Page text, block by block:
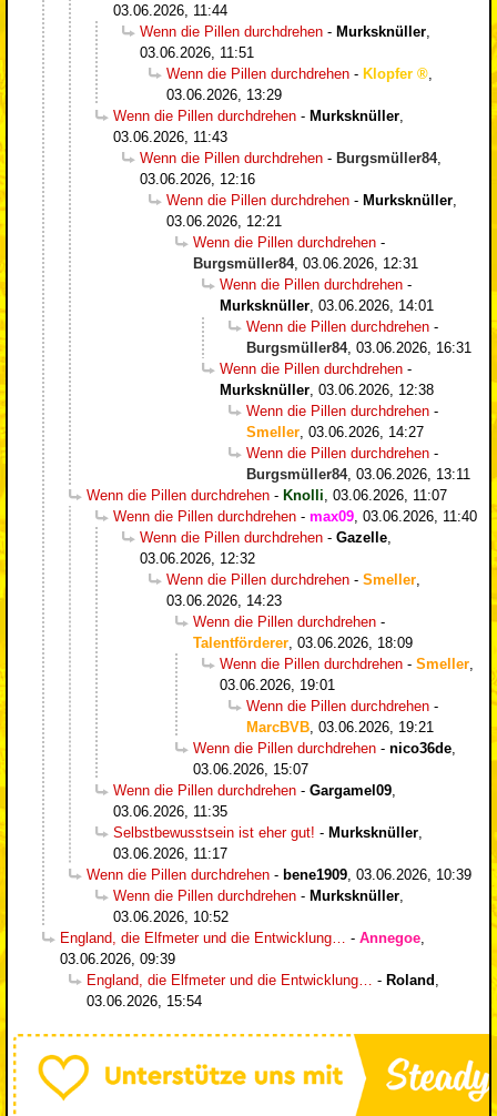
03.06.2026, 11:44
Wenn die Pillen durchdrehen - Murksknüller
03.06.2026, 11:51
Wenn die Pillen durchdrehen - Klopfer
03.06.2026, 13:29
Wenn die Pillen durchdrehen - Murksknüller
03.06.2026, 11:43
Wenn die Pillen durchdrehen - Burgsmüller84,
03.06.2026, 12:16
Wenn die Pillen durchdrehen - Murksknüller
03.06.2026, 12:21
Wenn die Pillen durchdrehen -
Burgsmüller84, 03.06.2026, 12:31
Wenn die Pillen durchdrehen -
Murksknüller 03.06.2026, 14:01
Wenn die Pillen durchdrehen -
Burgsmüller84, 03.06.2026, 16:31
Wenn die Pillen durchdrehen -
Murksknüller 03.06.2026, 12:38
Wenn die Pillen durchdrehen -
Smeller 03.06.2026, 14:27
Wenn die Pillen durchdrehen -
Burgsmüller84, 03.06.2026, 13:11
Wenn die Pillen durchdrehen - Knolli 03.06.2026, 11:07
Wenn die Pillen durchdrehen - max09 03.06.2026, 11:40
Wenn die Pillen durchdrehen - Gazelle
03.06.2026, 12:32
Wenn die Pillen durchdrehen - Smeller
03.06.2026, 14:23
Wenn die Pillen durchdrehen -
Talentförderer 03.06.2026, 18:09
Wenn die Pillen durchdrehen - Smeller
03.06.2026, 19:01
Wenn die Pillen durchdrehen -
MarcBVB 03.06.2026, 19:21
Wenn die Pillen durchdrehen - nico36de
03.06.2026, 15:07
Wenn die Pillen durchdrehen - Gargamel09
03.06.2026, 11:35
Selbstbewusstsein ist eher gut! - Murksknüller
03.06.2026, 11:17
Wenn die Pillen durchdrehen - bene1909 03.06.2026, 10:39
Wenn die Pillen durchdrehen - Murksknüller
03.06.2026, 10:52
England, die Elfmeter und die Entwicklung…
- Annegoe
03.06.2026, 09:39
England, die Elfmeter und die Entwicklung…
- Roland
03.06.2026, 15:54